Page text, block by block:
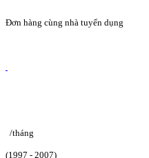
Đơn hàng cùng nhà tuyển dụng
/tháng
(1997 - 2007)